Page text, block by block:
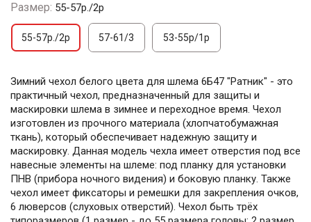
Размер: 55-57р./2р
55-57р./2р 57-61/3 53-55р/1р
Зимний чехол белого цвета для шлема 6Б47 "Ратник" - это
практичный чехол, предназначенный для защиты и
маскировки шлема в зимнее и переходное время. Чехол
изготовлен из прочного материала (хлопчатобумажная
ткань), который обеспечивает надежную защиту и
маскировку. Данная модель чехла имеет отверстия под все
навесные элементы на шлеме: под планку для установки
ПНВ (прибора ночного видения) и боковую планку. Также
чехол имеет фиксаторы и ремешки для закрепления очков,
6 люверсов (слуховых отверстий). Чехол быть трёх